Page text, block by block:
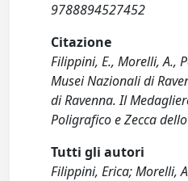
9788894527452
Citazione
Filippini, E., Morelli, A.,
Musei Nazionali di
di Ravenna. Il
Poligrafico e Zecca
Tutti gli autori
Filippini, Erica; Morelli,